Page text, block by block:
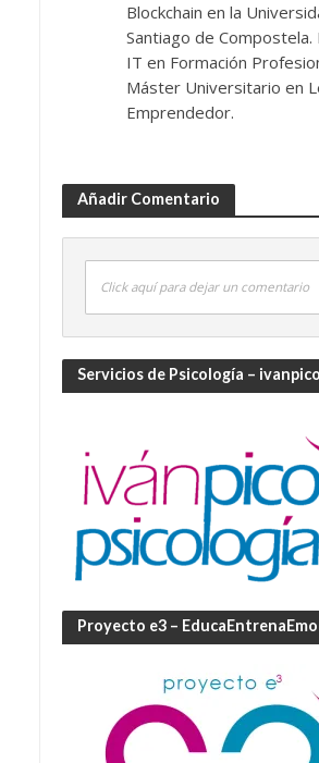
Blockchain en la
Santiago de
IT en Formación
Máster Universitario en
Emprendedor.
Añadir Comentario
Click aquí para dejar un comentario
Servicios de Psicología –
Proyecto e3 –